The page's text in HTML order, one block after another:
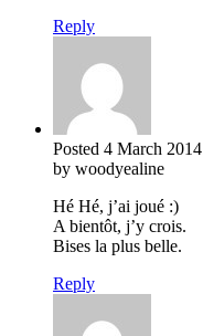
Reply
Posted 4 March 2014
by woodyealine
Hé Hé, j’ai joué :)
A bientôt, j’y crois.
Bises la plus belle.
Reply